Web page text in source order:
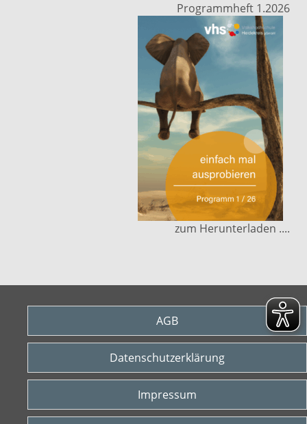
Programmheft 1.2026
zum Herunterladen ....
AGB
Datenschutzerklärung
Impressum